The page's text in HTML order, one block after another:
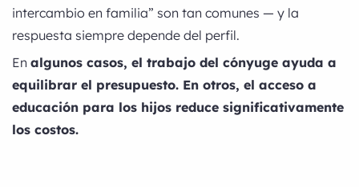
intercambio en familia” son tan comunes — y la
respuesta siempre depende del perfil.
En algunos casos, el trabajo del cónyuge ayuda a
equilibrar el presupuesto. En otros, el acceso a
educación para los hijos reduce significativamente
los costos.